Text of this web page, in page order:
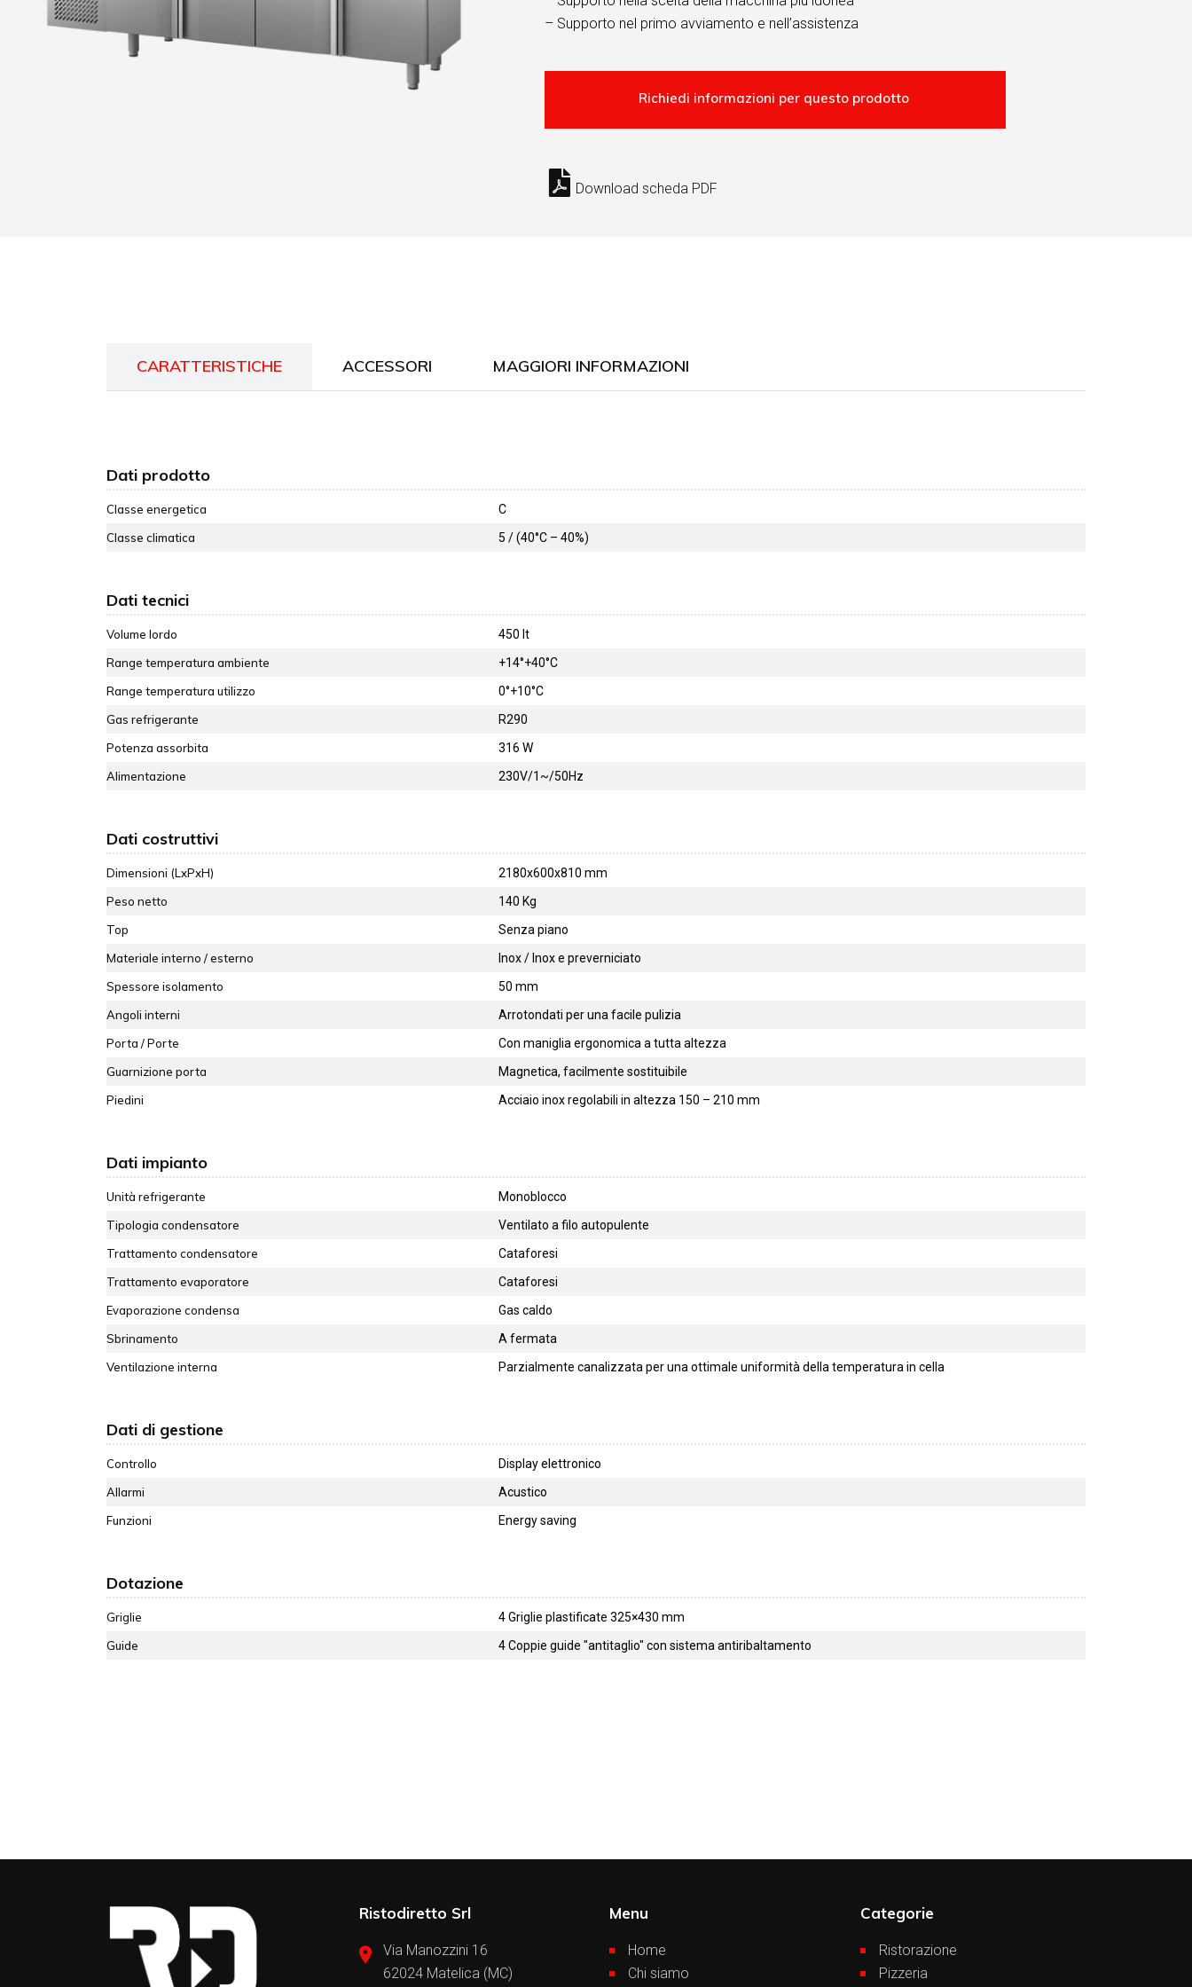
– Supporto nel primo avviamento e nell’assistenza
Download scheda PDF
CARATTERISTICHE ACCESSORI MAGGIORI INFORMAZIONI
Dati prodotto
Classe energetica
C
Classe climatica
5 / (40°C – 40%)
Dati tecnici
Volume lordo
450 lt
Range temperatura ambiente
+14°+40°C
Range temperatura utilizzo
0°+10°C
Gas refrigerante
R290
Potenza assorbita
316 W
Alimentazione
230V/1~/50Hz
Dati costruttivi
Dimensioni (LxPxH)
2180x600x810 mm
Peso netto
140 Kg
Top
Senza piano
Materiale interno / esterno
Inox / Inox e preverniciato
Spessore isolamento
50 mm
Angoli interni
Arrotondati per una facile pulizia
Porta / Porte
Con maniglia ergonomica a tutta altezza
Guarnizione porta
Magnetica, facilmente sostituibile
Piedini
Acciaio inox regolabili in altezza 150 – 210 mm
Dati impianto
Unità refrigerante
Monoblocco
Tipologia condensatore
Ventilato a filo autopulente
Trattamento condensatore
Cataforesi
Trattamento evaporatore
Cataforesi
Evaporazione condensa
Gas caldo
Sbrinamento
A fermata
Ventilazione interna
Parzialmente canalizzata per una ottimale uniformità della temperatura in cella
Dati di gestione
Controllo
Display elettronico
Allarmi
Acustico
Funzioni
Energy saving
Dotazione
Griglie
4 Griglie plastificate 325×430 mm
Guide
4 Coppie guide "antitaglio" con sistema antiribaltamento
Ristodiretto Srl
Via Manozzini 16
62024 Matelica (MC)
Menu
Home
Chi siamo
Categorie
Ristorazione
Pizzeria